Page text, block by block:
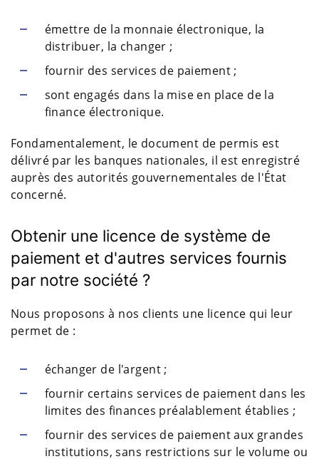
émettre de la monnaie électronique, la
distribuer, la changer ;
fournir des services de paiement ;
sont engagés dans la mise en place de la
finance électronique.
Fondamentalement, le document de permis est
délivré par les banques nationales, il est enregistré
auprès des autorités gouvernementales de l'État
concerné.
Obtenir une licence de système de
paiement et d'autres services fournis
par notre société ?
Nous proposons à nos clients une licence qui leur
permet de :
échanger de l'argent ;
fournir certains services de paiement dans les
limites des finances préalablement établies ;
fournir des services de paiement aux grandes
institutions, sans restrictions sur le volume ou